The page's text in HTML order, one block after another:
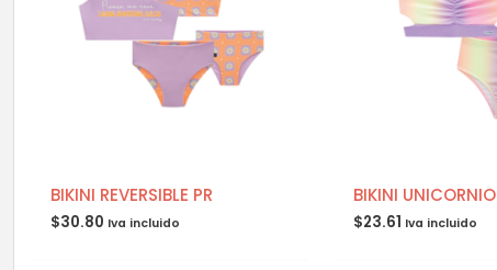
BIKINI REVERSIBLE PR
$30.80 Iva incluido
BIKINI UNICORNIO
$23.61 Iva incluido